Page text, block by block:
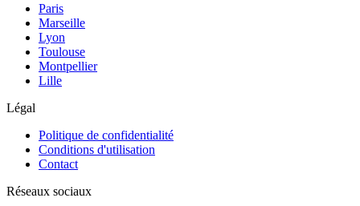
Paris
Marseille
Lyon
Toulouse
Montpellier
Lille
Légal
Politique de confidentialité
Conditions d'utilisation
Contact
Réseaux sociaux